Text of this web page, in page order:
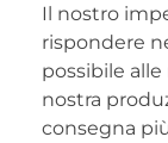
Il nostro
rispondere
possibile
nostra
consegna